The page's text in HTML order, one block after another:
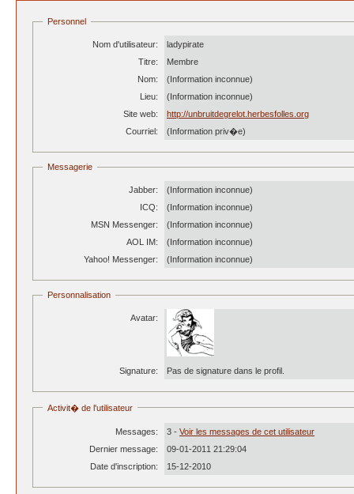
Personnel
Nom d'utilisateur:
ladypirate
Titre:
Membre
Nom:
(Information inconnue)
Lieu:
(Information inconnue)
Site web:
http://unbruitdegrelot.herbesfolles.org
Courriel:
(Information priv�e)
Messagerie
Jabber:
(Information inconnue)
ICQ:
(Information inconnue)
MSN Messenger:
(Information inconnue)
AOL IM:
(Information inconnue)
Yahoo! Messenger:
(Information inconnue)
Personnalisation
Avatar:
Signature: Pas de signature dans le profil.
Activit� de l'utilisateur
Messages: 3 - Voir les messages de cet utilisateur
Dernier message:
09-01-2011 21:29:04
Date d'inscription:
15-12-2010